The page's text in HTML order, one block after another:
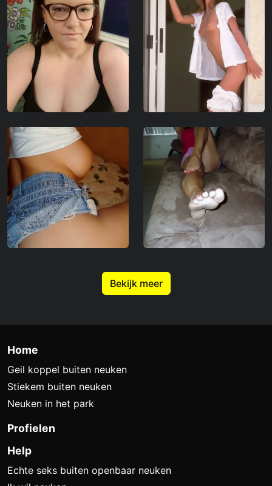
Bekijk meer
Home
Geil koppel buiten neuken
Stiekem buiten neuken
Neuken in het park
Profielen
Help
Echte seks buiten openbaar neuken